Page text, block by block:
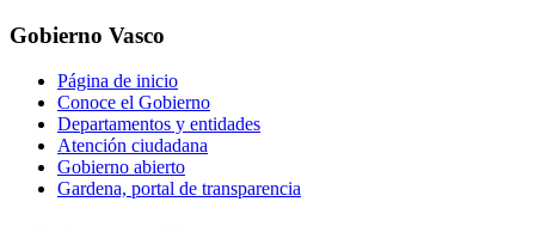
Gobierno Vasco
Página de inicio
Conoce el Gobierno
Departamentos y entidades
Atención ciudadana
Gobierno abierto
Gardena, portal de transparencia